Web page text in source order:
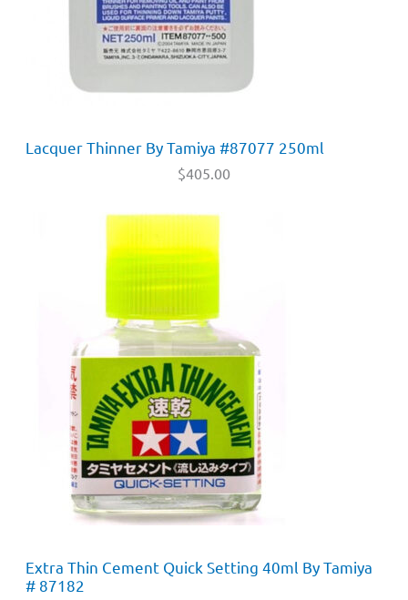
Lacquer Thinner By Tamiya #87077 250ml
$405.00
Extra Thin Cement Quick Setting 40ml By Tamiya
# 87182